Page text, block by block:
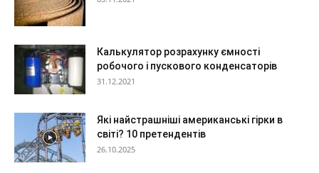
Калькулятор розрахунку ємності
робочого і пускового конденсаторів
31.12.2021
Які найстрашніші американські гірки в
світі? 10 претендентів
26.10.2025